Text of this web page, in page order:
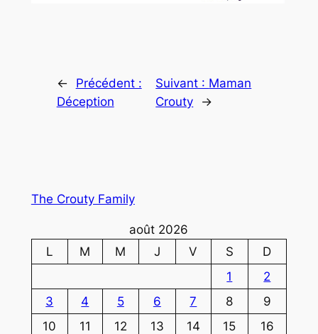
←
Précédent :
Déception
Suivant : Maman
Crouty
→
The Crouty Family
août 2026
L
M M J V S
D
1
2
3
4 5 6 7 8
9
10
11 12 13 14 15
16